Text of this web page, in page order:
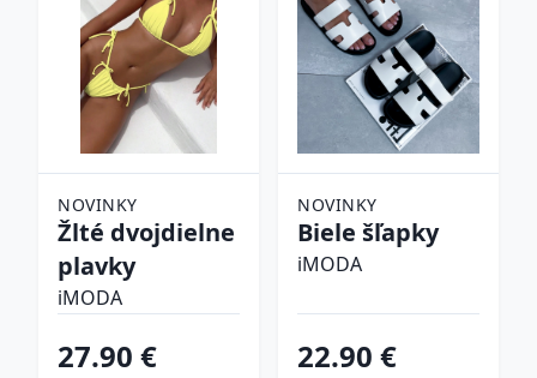
NOVINKY
Žlté dvojdielne
plavky
iMODA
27.90 €
NOVINKY
Biele šľapky
iMODA
22.90 €